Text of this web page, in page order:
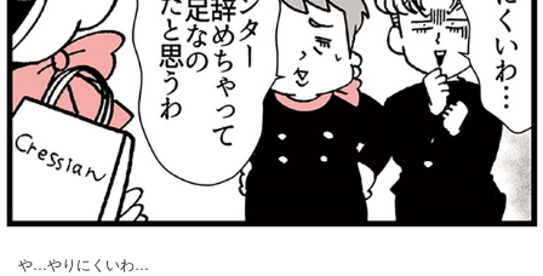
や…やりにくいわ…